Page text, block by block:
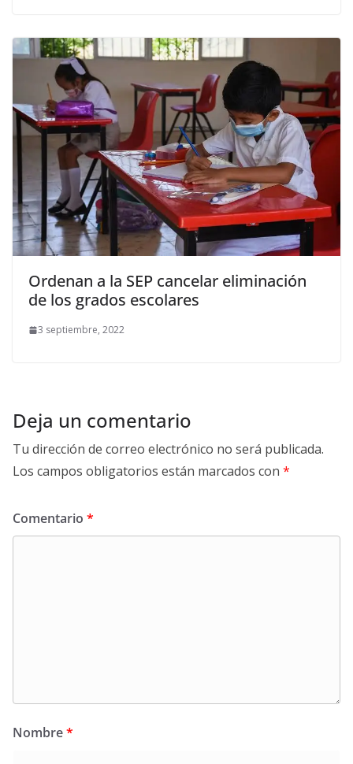
Ordenan a la SEP cancelar eliminación
de los grados escolares
3 septiembre, 2022
Deja un comentario
Tu dirección de correo electrónico no será publicada.
Los campos obligatorios están marcados con *
Comentario *
Nombre*